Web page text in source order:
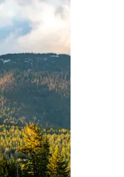
e deslizando o dedo na tela.